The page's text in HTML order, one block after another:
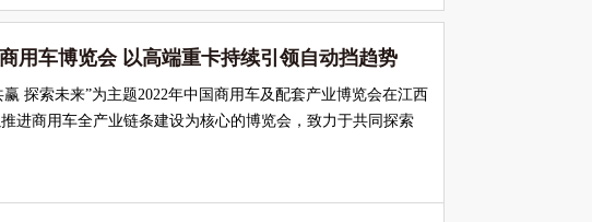
用车博览会 以高端重卡持续引领自动挡趋势
探索未来”为主题2022年中国商用车及配套产业博览会在江西
进商用车全产业链条建设为核心的博览会，致力于共同探索